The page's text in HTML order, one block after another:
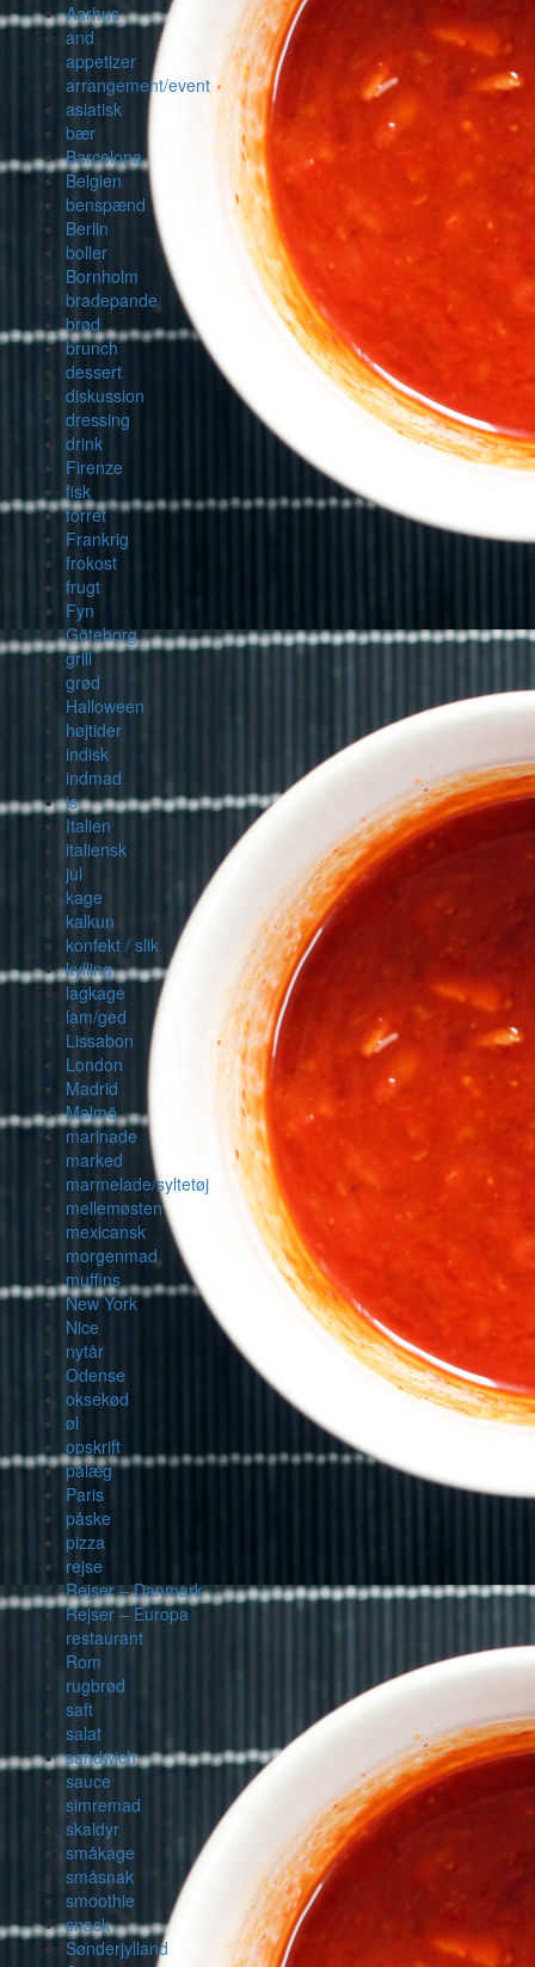
Aarhus
and
appetizer
arrangement/event
asiatisk
bær
Barcelona
Belgien
benspænd
Berlin
boller
Bornholm
bradepande
brød
brunch
dessert
diskussion
dressing
drink
Firenze
fisk
forret
Frankrig
frokost
frugt
Fyn
Göteborg
grill
grød
Halloween
højtider
indisk
indmad
is
Italien
italiensk
jul
kage
kalkun
konfekt / slik
kylling
lagkage
lam/ged
Lissabon
London
Madrid
Malmö
marinade
marked
marmelade/syltetøj
mellemøsten
mexicansk
morgenmad
muffins
New York
Nice
nytår
Odense
oksekød
øl
opskrift
pålæg
Paris
påske
pizza
rejse
Rejser – Danmark
Rejser – Europa
restaurant
Rom
rugbrød
saft
salat
sandwich
sauce
simremad
skaldyr
småkage
småsnak
smoothie
snack
Sønderjylland